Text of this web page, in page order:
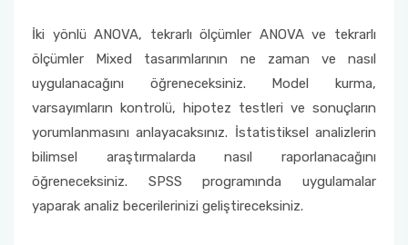
İki yönlü ANOVA, tekrarlı ölçümler ANOVA ve tekrarlı
ölçümler Mixed tasarımlarının ne zaman ve nasıl
uygulanacağını öğreneceksiniz. Model kurma,
varsayımların kontrolü, hipotez testleri ve sonuçların
yorumlanmasını anlayacaksınız. İstatistiksel analizlerin
bilimsel araştırmalarda nasıl raporlanacağını
öğreneceksiniz. SPSS programında uygulamalar
yaparak analiz becerilerinizi geliştireceksiniz.